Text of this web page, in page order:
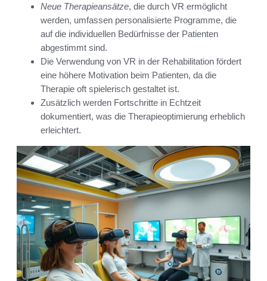
Neue Therapieansätze, die durch VR ermöglicht
werden, umfassen personalisierte Programme, die
auf die individuellen Bedürfnisse der Patienten
abgestimmt sind.
Die Verwendung von VR in der Rehabilitation fördert
eine höhere Motivation beim Patienten, da die
Therapie oft spielerisch gestaltet ist.
Zusätzlich werden Fortschritte in Echtzeit
dokumentiert, was die Therapieoptimierung erheblich
erleichtert.